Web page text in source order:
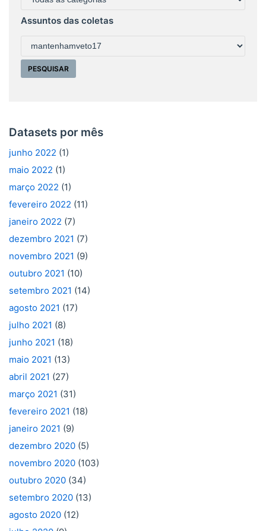
Assuntos das coletas
Datasets por mês
junho 2022 (1)
maio 2022 (1)
março 2022 (1)
fevereiro 2022 (11)
janeiro 2022 (7)
dezembro 2021 (7)
novembro 2021 (9)
outubro 2021 (10)
setembro 2021 (14)
agosto 2021 (17)
julho 2021 (8)
junho 2021 (18)
maio 2021 (13)
abril 2021 (27)
março 2021 (31)
fevereiro 2021 (18)
janeiro 2021 (9)
dezembro 2020 (5)
novembro 2020 (103)
outubro 2020 (34)
setembro 2020 (13)
agosto 2020 (12)